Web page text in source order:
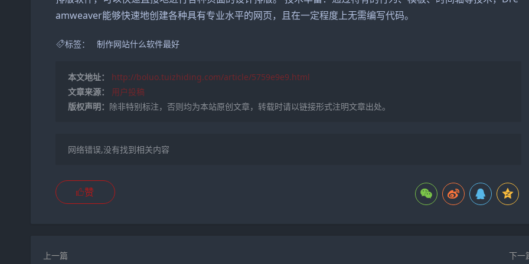
amweaver能够快速地创建各种具有专业水平的网页，且在一定程度上无需编写代码。
标签： 制作网站什么软件最好
本文地址：
http://boluo.tuizhiding.com/article/5759e9e9.html
文章来源：
用户投稿
版权声明： 除非特别标注，否则均为本站原创文章，转载时请以链接形式注明文章出处。
网络错误,没有找到相关内容
赞
上一篇 下一